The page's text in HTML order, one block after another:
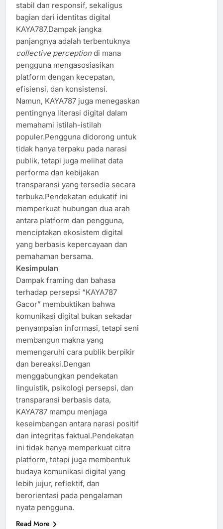
stabil dan responsif, sekaligus
bagian dari identitas digital
KAYA787.Dampak jangka
panjangnya adalah terbentuknya
collective perception di mana
pengguna mengasosiasikan
platform dengan kecepatan,
efisiensi, dan konsistensi.
Namun, KAYA787 juga menegaskan
pentingnya literasi digital dalam
memahami istilah-istilah
populer.Pengguna didorong untuk
tidak hanya terpaku pada narasi
publik, tetapi juga melihat data
performa dan kebijakan
transparansi yang tersedia secara
terbuka.Pendekatan edukatif ini
memperkuat hubungan dua arah
antara platform dan pengguna,
menciptakan ekosistem digital
yang berbasis kepercayaan dan
pemahaman bersama.
Kesimpulan
Dampak framing dan bahasa
terhadap persepsi “KAYA787
Gacor” membuktikan bahwa
komunikasi digital bukan sekadar
penyampaian informasi, tetapi seni
membangun makna yang
memengaruhi cara publik berpikir
dan bereaksi.Dengan
menggabungkan pendekatan
linguistik, psikologi persepsi, dan
transparansi berbasis data,
KAYA787 mampu menjaga
keseimbangan antara narasi positif
dan integritas faktual.Pendekatan
ini tidak hanya memperkuat citra
platform, tetapi juga membentuk
budaya komunikasi digital yang
lebih jujur, reflektif, dan
berorientasi pada pengalaman
nyata pengguna.
Read More